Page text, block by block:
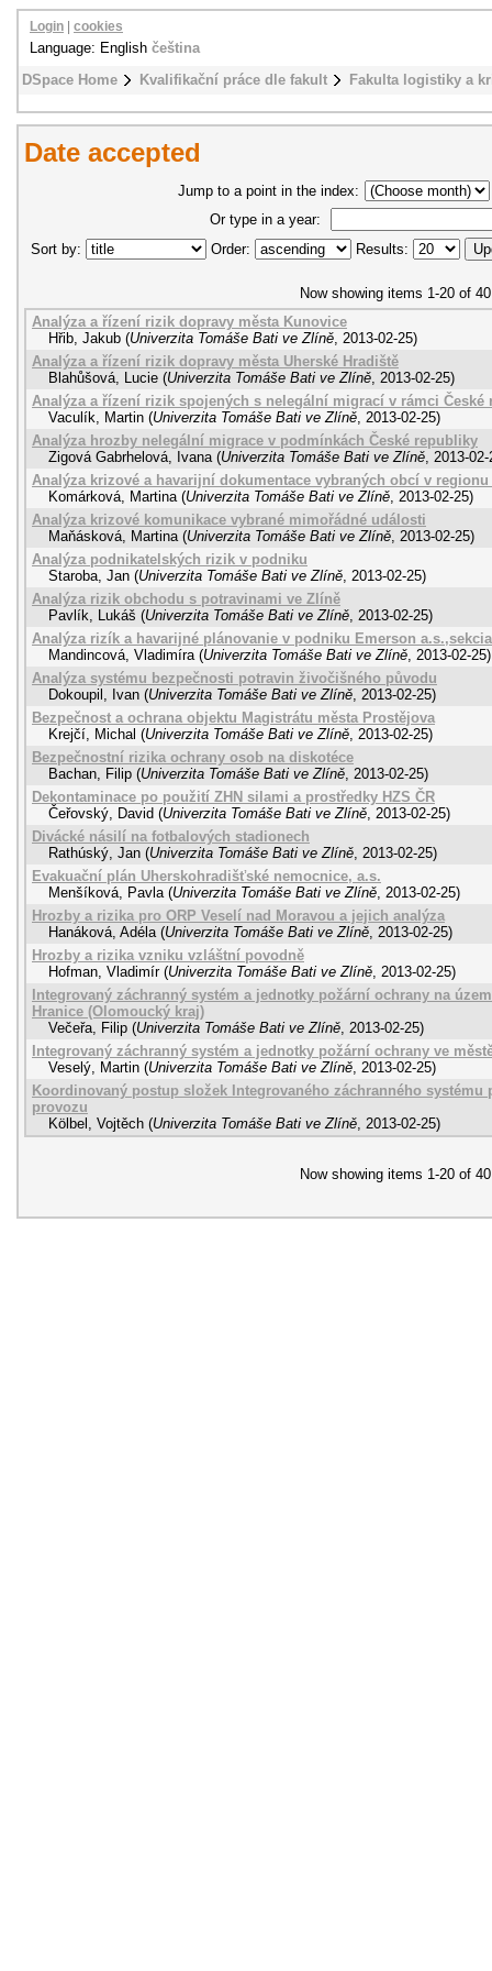
DSpace Home Kvalifikační práce dle fakult Fakulta logistiky a
Login cookies
Language: English čeština
Date accepted
Jump to a point in the index:
Or type in a year:
Sort by:
Order: Results:
Now showing items 1-20 of 40
Analýza a řízení rizik dopravy města Kunovice
Hřib, Jakub (Univerzita Tomáše Bati ve Zlíně, 2013-02-25)
Analýza a řízení rizik dopravy města Uherské Hradiště
Blahůšová, Lucie (Univerzita Tomáše Bati ve Zlíně, 2013-02-25)
Analýza a řízení rizik spojených s nelegální migrací v rámci České
Vaculík, Martin (Univerzita Tomáše Bati ve Zlíně, 2013-02-25)
Analýza hrozby nelegální migrace v podmínkách České republiky
Zigová Gabrhelová, Ivana (Univerzita Tomáše Bati ve Zlíně, 2013-02-
Analýza krizové a havarijní dokumentace vybraných obcí v regionu
Komárková, Martina (Univerzita Tomáše Bati ve Zlíně, 2013-02-25)
Analýza krizové komunikace vybrané mimořádné události
Maňásková, Martina (Univerzita Tomáše Bati ve Zlíně, 2013-02-25)
Analýza podnikatelských rizik v podniku
Staroba, Jan (Univerzita Tomáše Bati ve Zlíně, 2013-02-25)
Analýza rizik obchodu s potravinami ve Zlíně
Pavlík, Lukáš (Univerzita Tomáše Bati ve Zlíně, 2013-02-25)
Analýza rizík a havarijné plánovanie v podniku Emerson
Mandincová, Vladimíra (Univerzita Tomáše Bati ve Zlíně, 2013-02-25)
Analýza systému bezpečnosti potravin živočišného původu
Dokoupil, Ivan (Univerzita Tomáše Bati ve Zlíně, 2013-02-25)
Bezpečnost a ochrana objektu Magistrátu města Prostějova
Krejčí, Michal (Univerzita Tomáše Bati ve Zlíně, 2013-02-25)
Bezpečnostní rizika ochrany osob na diskotéce
Bachan, Filip (Univerzita Tomáše Bati ve Zlíně, 2013-02-25)
Dekontaminace po použití ZHN silami a prostředky HZS ČR
Čeřovský, David (Univerzita Tomáše Bati ve Zlíně, 2013-02-25)
Divácké násilí na fotbalových stadionech
Rathúský, Jan (Univerzita Tomáše Bati ve Zlíně, 2013-02-25)
Evakuační plán Uherskohradišťské nemocnice, a.s.
Menšíková, Pavla (Univerzita Tomáše Bati ve Zlíně, 2013-02-25)
Hrozby a rizika pro ORP Veselí nad Moravou a jejich analýza
Hanáková, Adéla (Univerzita Tomáše Bati ve Zlíně, 2013-02-25)
Hrozby a rizika vzniku vzláštní povodně
Hofman, Vladimír (Univerzita Tomáše Bati ve Zlíně, 2013-02-25)
Integrovaný záchranný systém a jednotky požární ochrany na
Hranice (Olomoucký kraj)
Večeřa, Filip (Univerzita Tomáše Bati ve Zlíně, 2013-02-25)
Integrovaný záchranný systém a jednotky požární ochrany ve
Veselý, Martin (Univerzita Tomáše Bati ve Zlíně, 2013-02-25)
Koordinovaný postup složek Integrovaného záchranného
provozu
Kölbel, Vojtěch (Univerzita Tomáše Bati ve Zlíně, 2013-02-25)
Now showing items 1-20 of 40